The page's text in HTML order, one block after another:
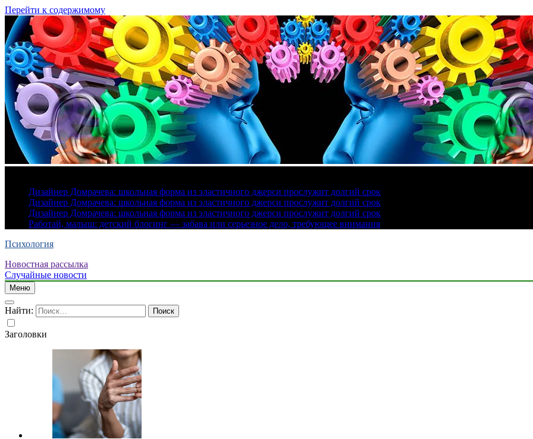
Перейти к содержимому
Дизайнер Домрачева: школьная форма из эластичного джерси прослужит долгий срок
Дизайнер Домрачева: школьная форма из эластичного джерси прослужит долгий срок
Дизайнер Домрачева: школьная форма из эластичного джерси прослужит долгий срок
Работай, малыш: детский блогинг — забава или серьезное дело, требующее внимания
Психология
Новостная рассылка
Случайные новости
Меню
Найти:
Заголовки